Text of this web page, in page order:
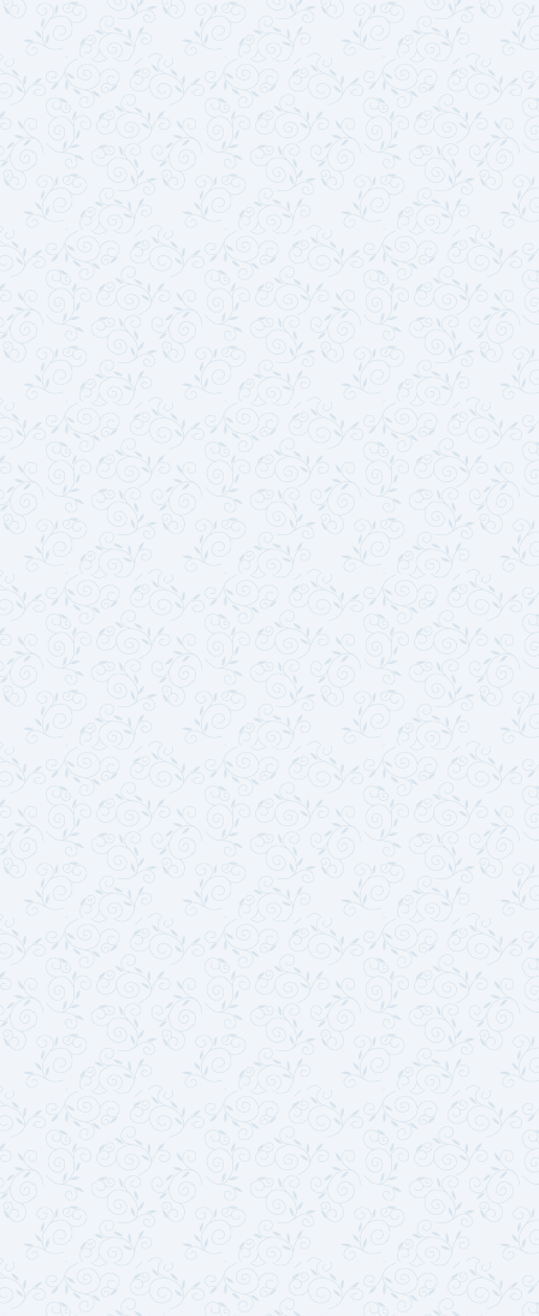
微硅粉 雷蒙磨 有机肥生产设备 游乐设施 有机肥生产线 建筑垃圾粉碎机 球磨机厂家
混砂浆搅拌站
玻化微珠搅拌机 秸秆揉丝机
腻子粉搅拌
拌机
鸡粪烘干机 木材粉碎